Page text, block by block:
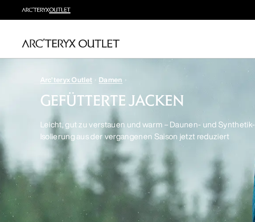
Arc'teryx Outlet Damen
GEFÜTTERTE JACKEN
Leicht, gut zu verstauen und warm – Daunen- und Synthetik-
Isolierung aus der vergangenen Saison jetzt reduziert